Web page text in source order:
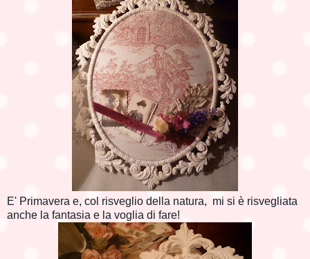
E' Primavera e, col risveglio della natura, mi si è risvegliata
anche la fantasia e la voglia di fare!